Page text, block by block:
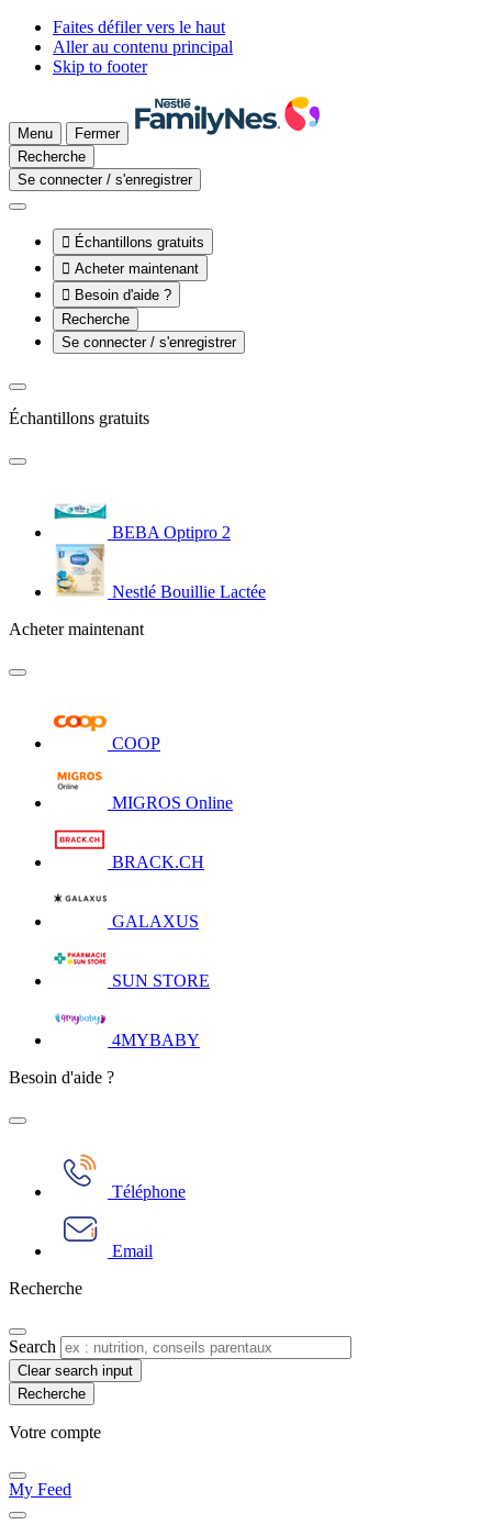
Faites défiler vers le haut
Aller au contenu principal
Skip to footer
Menu
Fermer
Recherche
Se connecter / s'enregistrer
 Échantillons gratuits
 Acheter maintenant
 Besoin d'aide ?
Recherche
Se connecter / s'enregistrer
Échantillons gratuits
BEBA Optipro 2
Nestlé Bouillie Lactée
Acheter maintenant
COOP
MIGROS Online
BRACK.CH
GALAXUS
SUN STORE
4MYBABY
Besoin d'aide ?
Téléphone
Email
Recherche
Search
Clear search input
Votre compte​
My Feed